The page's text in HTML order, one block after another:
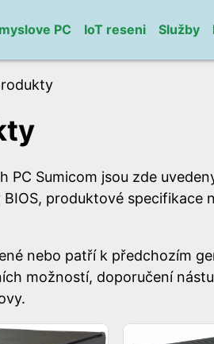
PC IoT reseni Služby
PC Sumicom jsou zde
produktové specifikace
nebo patří k předchozím
možností, doporučení